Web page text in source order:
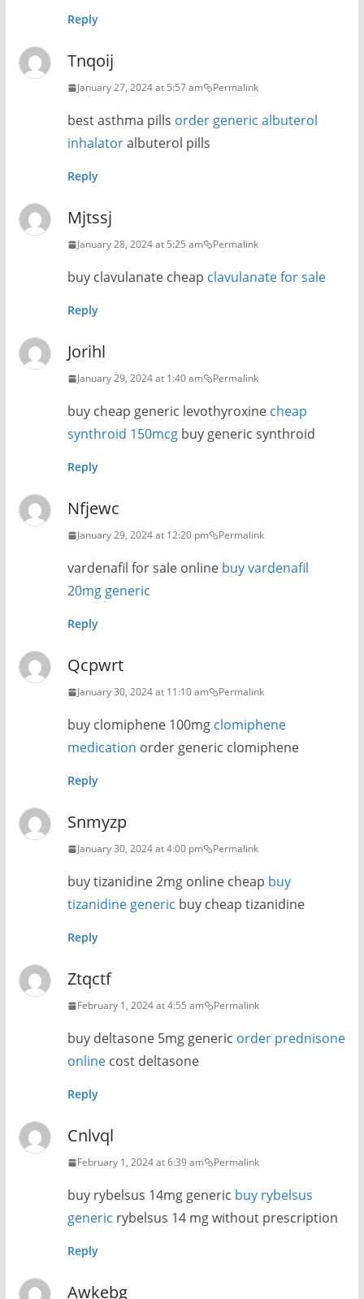
Reply
Tnqoij
January 27, 2024 at 5:57 am Permalink
best asthma pills order generic albuterol
inhalatoralbuterol pills
Reply
Mjtssj
January 28, 2024 at 5:25 am Permalink
buy clavulanate cheap clavulanate for sale
Reply
Jorihl
January 29, 2024 at 1:40 am Permalink
buy cheap generic levothyroxine cheap
synthroid 150mcgbuy generic synthroid
Reply
Nfjewc
January 29, 2024 at 12:20 pm Permalink
vardenafil for sale online buy vardenafil
20mg generic
Reply
Qcpwrt
January 30, 2024 at 11:10 am Permalink
buy clomiphene 100mg clomiphene
medication order generic clomiphene
Reply
Snmyzp
January 30, 2024 at 4:00 pm Permalink
buy tizanidine 2mg online cheap buy
tizanidine generic buy cheap tizanidine
Reply
Ztqctf
February 1, 2024 at 4:55 am Permalink
buy deltasone 5mg generic order prednisone
onlinecost deltasone
Reply
Cnlvql
February 1, 2024 at 6:39 am Permalink
buy rybelsus 14mg generic buy rybelsus
generic rybelsus 14 mg without prescription
Reply
Awkebg